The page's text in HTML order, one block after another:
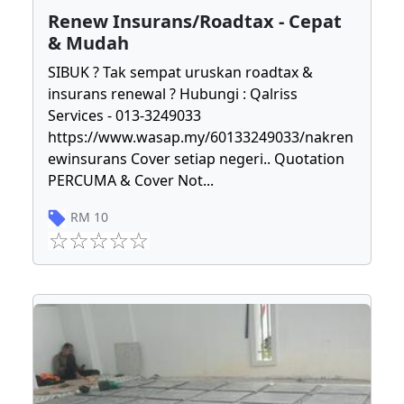
Renew Insurans/Roadtax - Cepat
& Mudah
SIBUK ? Tak sempat uruskan roadtax &
insurans renewal ? Hubungi : Qalriss
Services - 013-3249033
https://www.wasap.my/60133249033/nakren
ewinsurans Cover setiap negeri.. Quotation
PERCUMA & Cover Not...
RM 10